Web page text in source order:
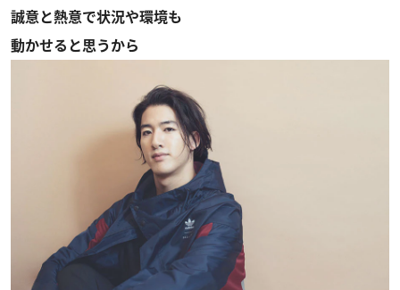
誠意と熱意で状況や環境も
動かせると思うから